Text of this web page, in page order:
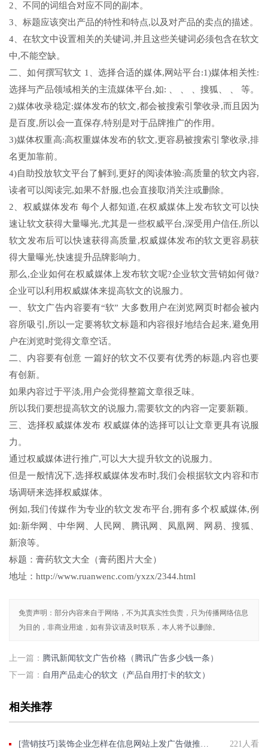
2、不同的词组合对应不同的副本。
3、标题应该突出产品的特性和特点,以及对产品的卖点的描述。
4、在软文中设置相关的关键词,并且这些关键词必须包含在软文
中,不能空缺。
二、如何撰写软文 1、选择合适的媒体,网站平台:1)媒体相关性:
选择与产品领域相关的主流媒体平台,如: 、 、 、搜狐、 、 等。
2)媒体收录稳定:媒体发布的软文,都会被搜索引擎收录,而且因为
是百度,所以会一直保存,特别是对于品牌推广的作用。
3)媒体权重高:高权重媒体发布的软文,更容易被搜索引擎收录,排
名更加靠前。
4)自助投放软文平台了解到,更好的阅读体验:高质量的软文内容,
读者可以阅读完,如果不舒服,也会直接取消关注或删除。
2、权威媒体发布 每个人都知道,在权威媒体上发布软文可以快
速让软文获得大量曝光,尤其是一些权威平台,深受用户信任,所以
软文发布后可以快速获得高质量,权威媒体发布的软文更容易获
得大量曝光,快速提升品牌影响力。
那么,企业如何在权威媒体上发布软文呢?企业软文营销如何做?
企业可以利用权威媒体来提高软文的说服力。
一、软文广告内容要有“软” 大多数用户在浏览网页时都会被内
容所吸引,所以一定要将软文标题和内容很好地结合起来,避免用
户在浏览时觉得文章空话。
二、内容要有创意 一篇好的软文不仅要有优秀的标题,内容也要
有创新。
如果内容过于平淡,用户会觉得整篇文章很乏味。
所以我们要想提高软文的说服力,需要软文的内容一定要新颖。
三、选择权威媒体发布 权威媒体的选择可以让文章更具有说服
力。
通过权威媒体进行推广,可以大大提升软文的说服力。
但是一般情况下,选择权威媒体发布时,我们会根据软文内容和市
场调研来选择权威媒体。
例如,我们传媒作为专业的软文发布平台,拥有多个权威媒体,例
如:新华网、中华网、人民网、腾讯网、凤凰网、网易、搜狐、
新浪等。
标题：膏药软文大全（膏药图片大全）
地址：http://www.ruanwenc.com/yxzx/2344.html
免责声明：部分内容来自于网络，不为其真实性负责，只为传播网络信息
为目的，非商业用途，如有异议请及时联系，本人将予以删除。
上一篇： 腾讯新闻软文广告价格（腾讯广告多少钱一条）
下一篇： 自用产品走心的软文（产品自用打卡的软文）
相关推荐
[营销技巧]装饰企业怎样在信息网站上发广告做推广提高产品知名度呢 221人看